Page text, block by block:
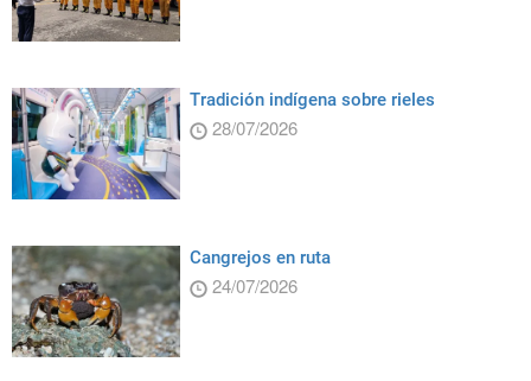
Tradición indígena sobre rieles
28/07/2026
Cangrejos en ruta
24/07/2026